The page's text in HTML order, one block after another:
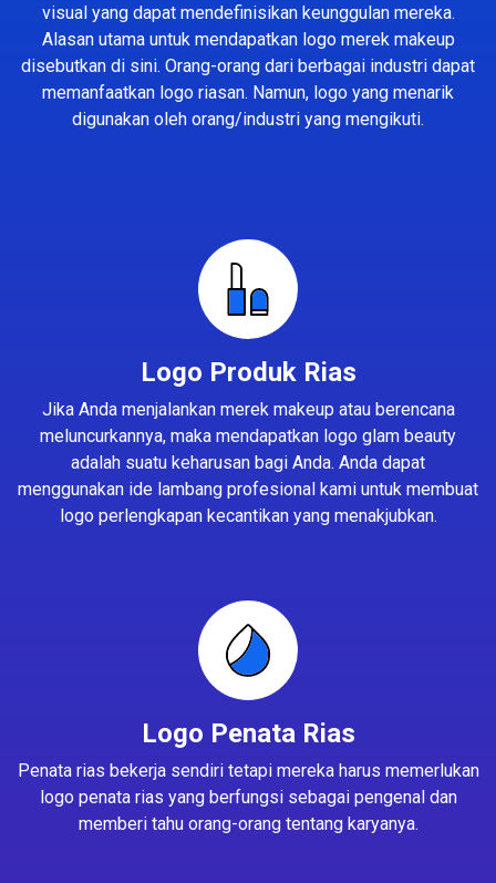
visual yang dapat mendefinisikan keunggulan mereka.
Alasan utama untuk mendapatkan logo merek makeup
disebutkan di sini. Orang-orang dari berbagai industri dapat
memanfaatkan logo riasan. Namun, logo yang menarik
digunakan oleh orang/industri yang mengikuti.
Logo Produk Rias
Jika Anda menjalankan merek makeup atau berencana
meluncurkannya, maka mendapatkan logo glam beauty
adalah suatu keharusan bagi Anda. Anda dapat
menggunakan ide lambang profesional kami untuk membuat
logo perlengkapan kecantikan yang menakjubkan.
Logo Penata Rias
Penata rias bekerja sendiri tetapi mereka harus memerlukan
logo penata rias yang berfungsi sebagai pengenal dan
memberi tahu orang-orang tentang karyanya.